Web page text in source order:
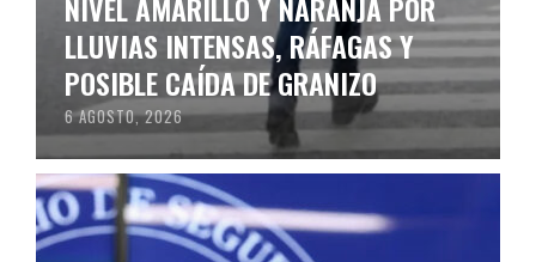
NIVEL AMARILLO Y NARANJA POR
LLUVIAS INTENSAS, RÁFAGAS Y
POSIBLE CAÍDA DE GRANIZO
6 AGOSTO, 2026